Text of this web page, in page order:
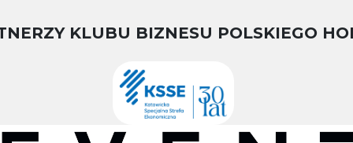
KLUBU BIZNESU POLSKIEGO